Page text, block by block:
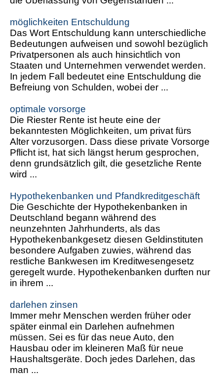
möglichkeiten Entschuldung
Das Wort Entschuldung kann unterschiedliche
Bedeutungen aufweisen und sowohl bezüglich
Privatpersonen als auch hinsichtlich von
Staaten und Unternehmen verwendet werden.
In jedem Fall bedeutet eine Entschuldung die
Befreiung von Schulden, wobei der ...
optimale vorsorge
Die Riester Rente ist heute eine der
bekanntesten Möglichkeiten, um privat fürs
Alter vorzusorgen. Dass diese private Vorsorge
Pflicht ist, hat sich längst herum gesprochen,
denn grundsätzlich gilt, die gesetzliche Rente
wird ...
Hypothekenbanken und Pfandkreditgeschäft
Die Geschichte der Hypothekenbanken in
Deutschland begann während des
neunzehnten Jahrhunderts, als das
Hypothekenbankgesetz diesen Geldinstituten
besondere Aufgaben zuwies, während das
restliche Bankwesen im Kreditwesengesetz
geregelt wurde. Hypothekenbanken durften nur
in ihrem ...
darlehen zinsen
Immer mehr Menschen werden früher oder
später einmal ein Darlehen aufnehmen
müssen. Sei es für das neue Auto, den
Hausbau oder im kleineren Maß für neue
Haushaltsgeräte. Doch jedes Darlehen, das
man ...